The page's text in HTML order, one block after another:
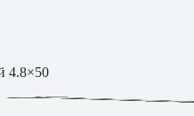
4.8×50